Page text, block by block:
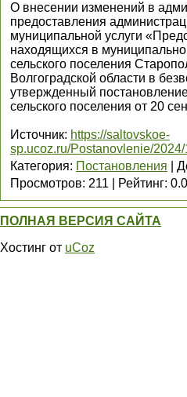
О внесении изменений в
предоставления
муниципальной услуги
находящихся в
сельского поселения
Волгоградской области в
утвержденный
сельского поселения от 20
Источник: https://saltovskoe-
sp.ucoz.ru/Postanovlenie/
Категория: Постановления
Просмотров: 211 Рейтинг: 0.0
ПОЛНАЯ ВЕРСИЯ САЙТА
Хостинг от uCoz